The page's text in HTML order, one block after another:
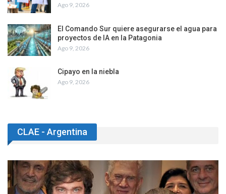
Ago 9, 2026
El Comando Sur quiere asegurarse el agua para
proyectos de IA en la Patagonia
Ago 9, 2026
Cipayo en la niebla
Ago 9, 2026
CLAE - Argentina